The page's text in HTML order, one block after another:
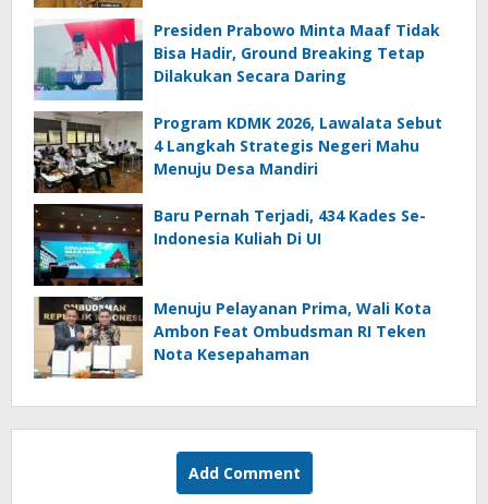
Presiden Prabowo Minta Maaf Tidak
Bisa Hadir, Ground Breaking Tetap
Dilakukan Secara Daring
Program KDMK 2026, Lawalata Sebut
4 Langkah Strategis Negeri Mahu
Menuju Desa Mandiri
Baru Pernah Terjadi, 434 Kades Se-
Indonesia Kuliah Di UI
Menuju Pelayanan Prima, Wali Kota
Ambon Feat Ombudsman RI Teken
Nota Kesepahaman
Add Comment